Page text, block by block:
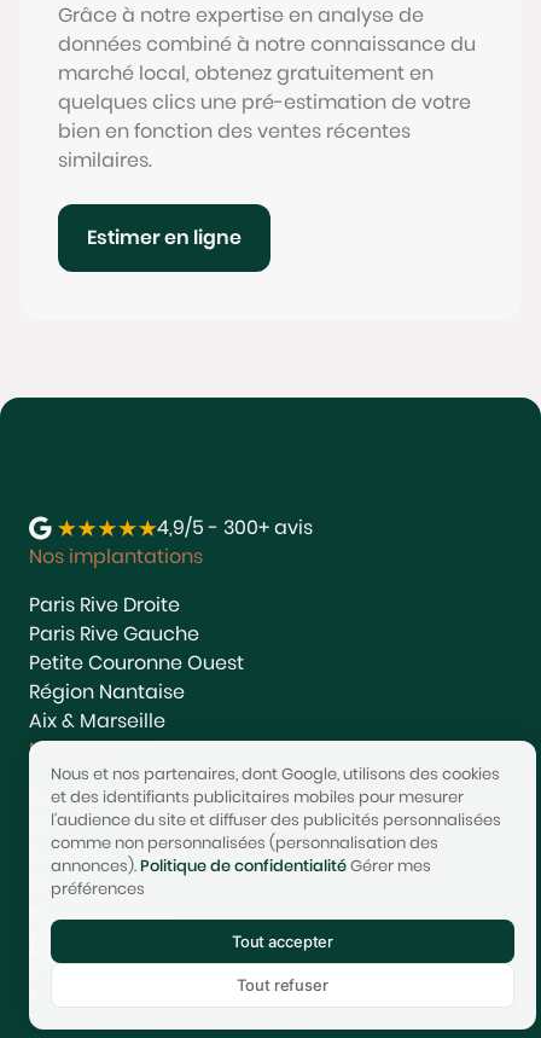
Grâce à notre expertise en analyse de
données combiné à notre connaissance du
marché local, obtenez gratuitement en
quelques clics une pré-estimation de votre
bien en fonction des ventes récentes
similaires.
Estimer en ligne
4,9/5 - 300+ avis
Nos implantations
Paris Rive Droite
Paris Rive Gauche
Petite Couronne Ouest
Région Nantaise
Aix & Marseille
Nos services
Estimer
Vendre
Acheter
Nous rejoindre
Nous contacter
© 2017-2025 STONEO | Tech & Website powered byAvest
Tarifs
Confidentialité
Nous et nos partenaires, dont Google, utilisons des cookies
et des identifiants publicitaires mobiles pour mesurer
l'audience du site et diffuser des publicités personnalisées
comme non personnalisées (personnalisation des
annonces).Politique de confidentialitéGérer mes
préférences
Tout accepter
Tout refuser